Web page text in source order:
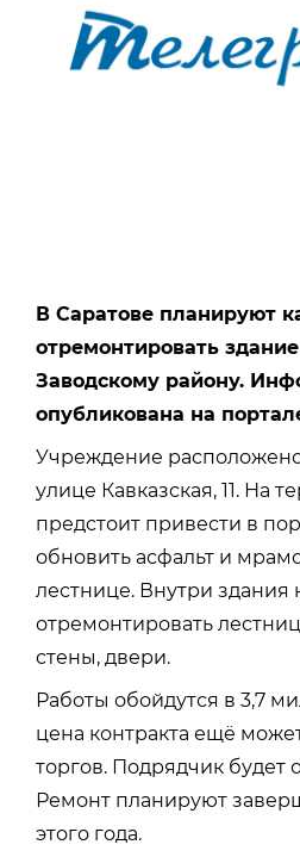
В Саратове планируют
отремонтировать
Заводскому району.
опубликована на
Учреждение
улице Кавказская, 11. На
предстоит привести в
обновить асфальт и
лестнице. Внутри здания
отремонтировать
стены, двери.
Работы обойдутся в 3,7
цена контракта ещё
торгов. Подрядчик будет
Ремонт планируют
этого года.